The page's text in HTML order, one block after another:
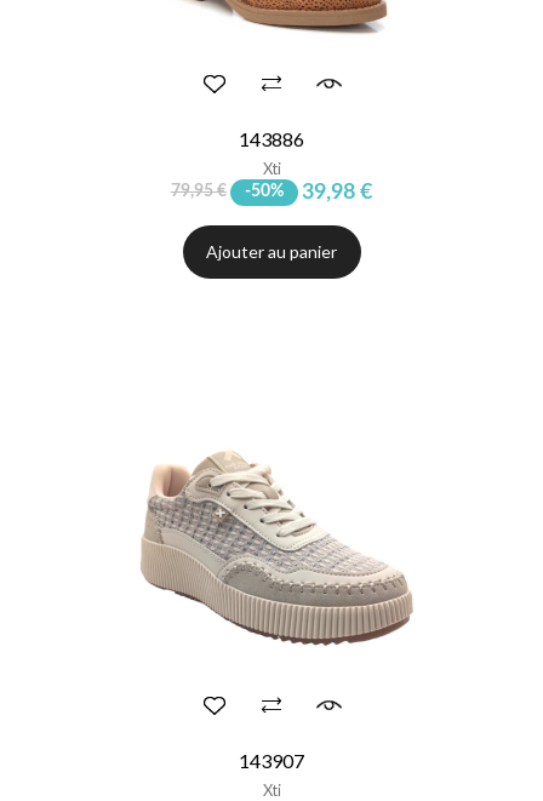
143886
Xti
79,95 € -50% 39,98 €
Ajouter au panier
143907
Xti